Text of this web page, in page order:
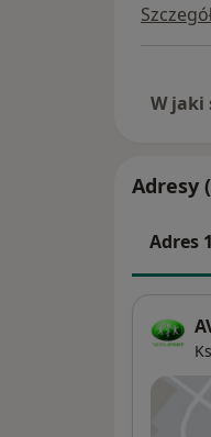
W jaki
Adresy
Adres 1